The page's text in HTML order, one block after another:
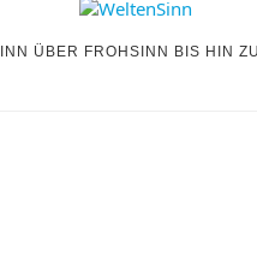
ÜBER FROHSINN BIS HIN